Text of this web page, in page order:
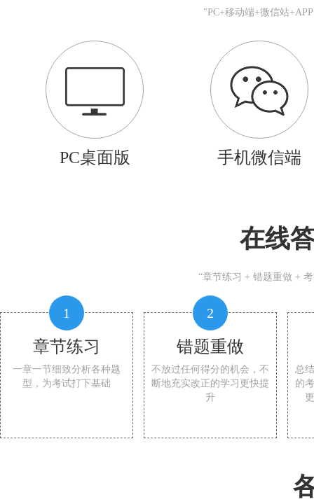
"PC+移动端+微信站
PC桌面版 手机微信端
在线
“章节练习 + 错题重做 +
1
章节练习
一章一节细致分析各种题
型，为考试打下基础
2
错题重做
不放过任何得分的机会，不
断地充实改正的学习更快提
升
总
的